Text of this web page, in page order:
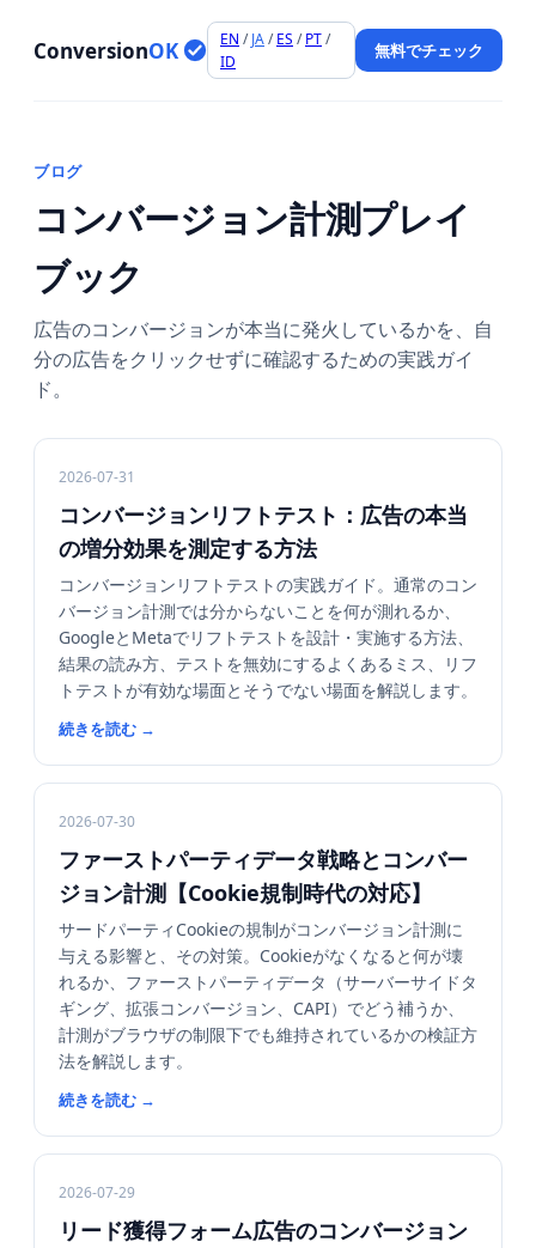
ConversionOK EN /JA/ES /PT/
ID
無料でチェック
ブログ
コンバージョン計測プレイ
ブック
広告のコンバージョンが本当に発火しているかを、自
分の広告をクリックせずに確認するための実践ガイ
ド。
2026-07-31
コンバージョンリフトテスト：広告の本当
の増分効果を測定する方法
コンバージョンリフトテストの実践ガイド。通常のコン
バージョン計測では分からないことを何が測れるか、
GoogleとMetaでリフトテストを設計・実施する方法、
結果の読み方、テストを無効にするよくあるミス、リフ
トテストが有効な場面とそうでない場面を解説します。
続きを読む →
2026-07-30
ファーストパーティデータ戦略とコンバー
ジョン計測【Cookie規制時代の対応】
サードパーティCookieの規制がコンバージョン計測に
与える影響と、その対策。Cookieがなくなると何が壊
れるか、ファーストパーティデータ（サーバーサイドタ
ギング、拡張コンバージョン、CAPI）でどう補うか、
計測がブラウザの制限下でも維持されているかの検証方
法を解説します。
続きを読む →
2026-07-29
リード獲得フォーム広告のコンバージョン